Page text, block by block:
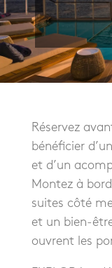
Réservez
bénéficier
et d’un
Montez à
suites côté
et un bien-
ouvrent les